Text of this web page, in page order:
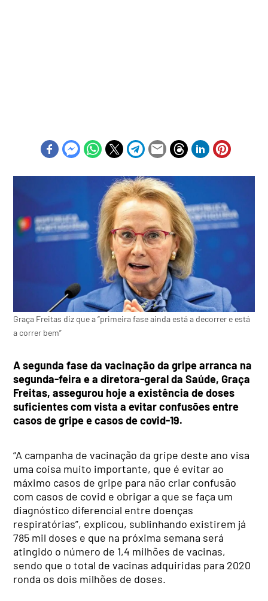
Graça Freitas diz que a “primeira fase ainda está a decorrer e está
a correr bem”
A segunda fase da vacinação da gripe arranca na
segunda-feira e a diretora-geral da Saúde, Graça
Freitas, assegurou hoje a existência de doses
suficientes com vista a evitar confusões entre
casos de gripe e casos de covid-19.
“A campanha de vacinação da gripe deste ano visa
uma coisa muito importante, que é evitar ao
máximo casos de gripe para não criar confusão
com casos de covid e obrigar a que se faça um
diagnóstico diferencial entre doenças
respiratórias”, explicou, sublinhando existirem já
785 mil doses e que na próxima semana será
atingido o número de 1,4 milhões de vacinas,
sendo que o total de vacinas adquiridas para 2020
ronda os dois milhões de doses.